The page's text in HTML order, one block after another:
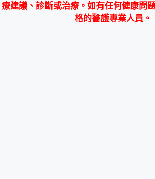
療建議、診斷或治療。如有任何健康問
格的醫護專業人員。